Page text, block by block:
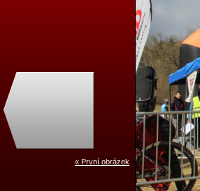
« První obrázek